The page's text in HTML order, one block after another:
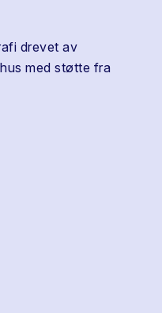
drevet av
med støtte fra